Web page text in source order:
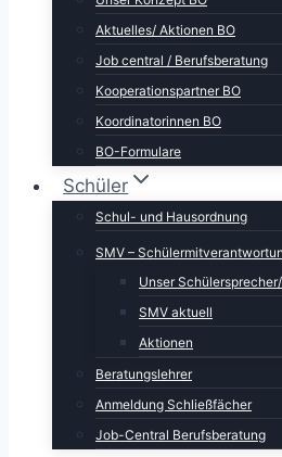
Aktuelles/ Aktionen BO
Job central / Berufsberatung
Kooperationspartner BO
Koordinatorinnen BO
BO-Formulare
Schüler
Schul- und Hausordnung
SMV –
Unser
SMV aktuell
Aktionen
Beratungslehrer
Anmeldung Schließfächer
Job-Central Berufsberatung